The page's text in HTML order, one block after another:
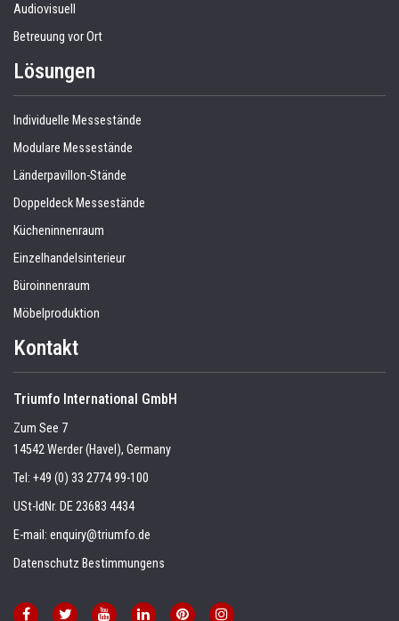
Audiovisuell
Betreuung vor Ort
Lösungen
Individuelle Messestände
Modulare Messestände
Länderpavillon-Stände
Doppeldeck Messestände
Kücheninnenraum
Einzelhandelsinterieur
Büroinnenraum
Möbelproduktion
Kontakt
Triumfo International GmbH
Zum See 7
14542 Werder (Havel), Germany
Tel: +49 (0) 33 2774 99-100
USt-IdNr. DE 23683 4434
E-mail: enquiry@triumfo.de
Datenschutz Bestimmungens